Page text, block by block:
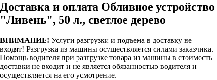
Доставка и оплата Обливное устройство
"Ливень", 50 л., светлое дерево
ВНИМАНИЕ! Услуги разгрузки и подъема в доставку не
входят! Разгрузка из машины осуществляется силами заказчика.
Помощь водителя при разгрузке товара из машины в стоимость
доставки не входит и не является обязанностью водителя и
осуществляется на его усмотрение.